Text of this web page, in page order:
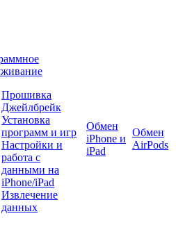
Прошивка
Джейлбрейк
Установка
программ и игр
Настройки и
работа с
данными на
iPhone/iPad
Извлечение
данных
Обмен
iPhone и
iPad
Обмен
AirPods